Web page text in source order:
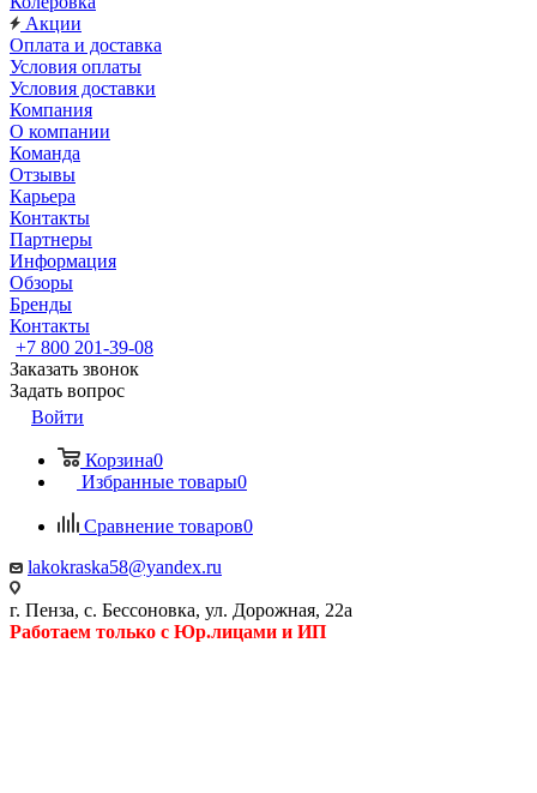
Акции
Оплата и доставка
Условия оплаты
Условия доставки
Компания
О компании
Команда
Отзывы
Карьера
Контакты
Партнеры
Информация
Обзоры
Бренды
Контакты
+7 800 201-39-08
Заказать звонок
Задать вопрос
Войти
Корзина0
Избранные товары0
Сравнение товаров0
lakokraska58@yandex.ru
г. Пенза, с. Бессоновка, ул. Дорожная, 22а
Работаем только с Юр.лицами и ИП